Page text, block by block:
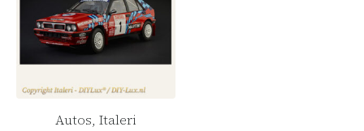
Autos, Italeri